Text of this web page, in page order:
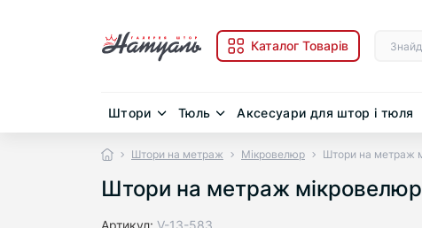
Каталог Товарів
Штори Тюль Аксесуари для штор і тюля
Штори на метраж Мікровелюр Штори на метраж
Штори на метраж мікровелюр
Артикул: V-13-583